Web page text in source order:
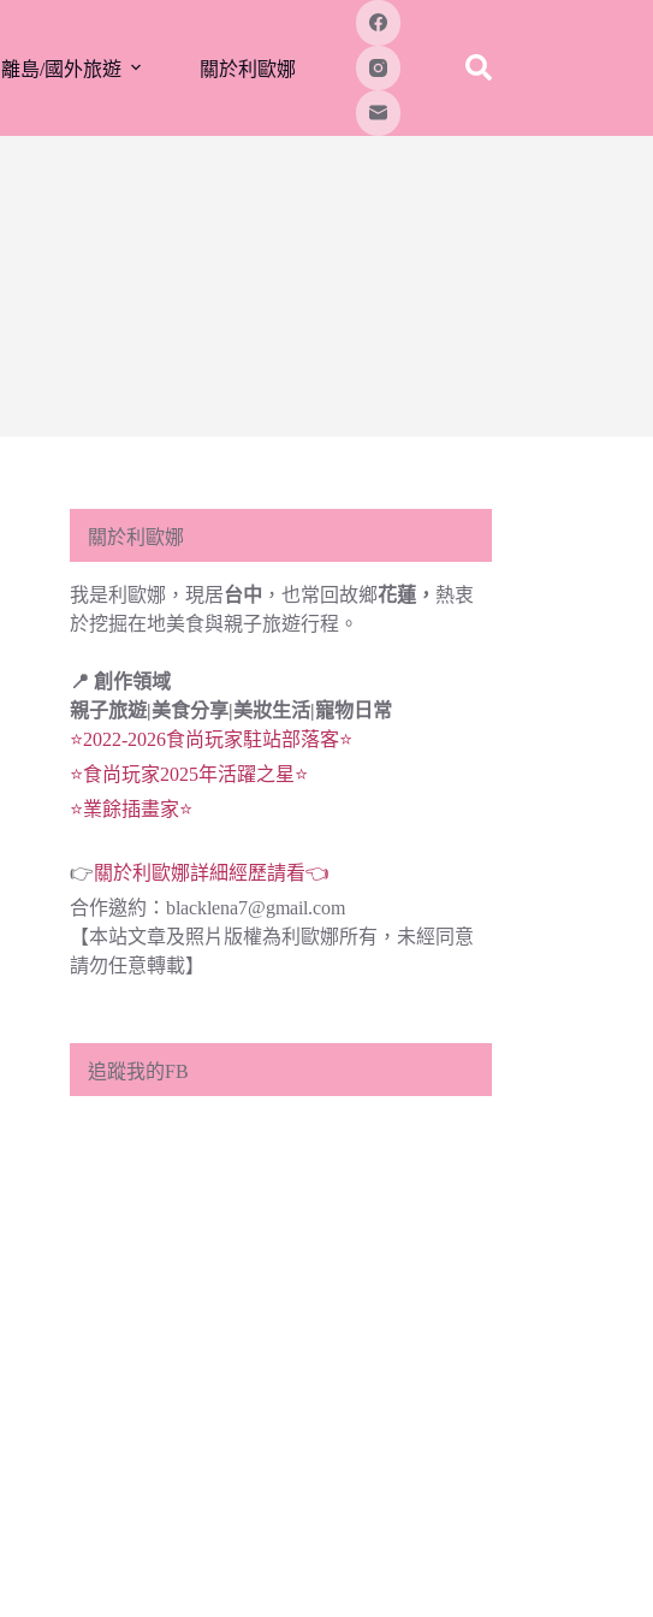
離島/國外旅遊 關於利歐娜
關於利歐娜
我是利歐娜，現居台中 ，也常回故鄉花蓮， 熱衷
於挖掘在地美食與親子旅遊行程。
📍 創作領域
親子旅遊|美食分享|美妝生活|寵物日常
⭐2022-2026食尚玩家駐站部落客⭐
⭐食尚玩家2025年活躍之星⭐
⭐業餘插畫家⭐
👉關於利歐娜詳細經歷請看👈
合作邀約： blacklena7@gmail.com
【本站文章及照片版權為利歐娜所有，未經同意
請勿任意轉載】
追蹤我的FB